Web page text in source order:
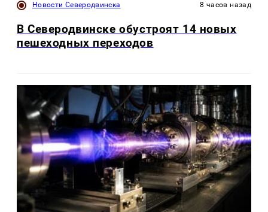
Новости Северодвинска 8 часов назад
В Северодвинске обустроят 14 новых
пешеходных переходов